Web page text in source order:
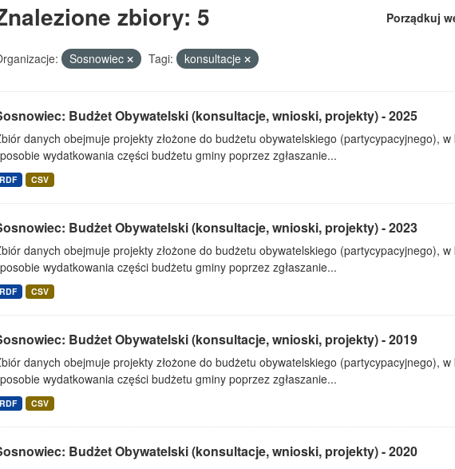
Porządkuj
zbiory: 5
Sosnowiec Tagi: konsultacje
Budżet Obywatelski (konsultacje, wnioski, projekty) - 2025
danych obejmuje projekty złożone do budżetu obywatelskiego (partycypacyjnego),
wydatkowania części budżetu gminy poprzez zgłaszanie...
RDF CSV
Budżet Obywatelski (konsultacje, wnioski, projekty) - 2023
danych obejmuje projekty złożone do budżetu obywatelskiego (partycypacyjnego),
wydatkowania części budżetu gminy poprzez zgłaszanie...
RDF CSV
Budżet Obywatelski (konsultacje, wnioski, projekty) - 2019
danych obejmuje projekty złożone do budżetu obywatelskiego (partycypacyjnego),
wydatkowania części budżetu gminy poprzez zgłaszanie...
RDF CSV
Budżet Obywatelski (konsultacje, wnioski, projekty) - 2020